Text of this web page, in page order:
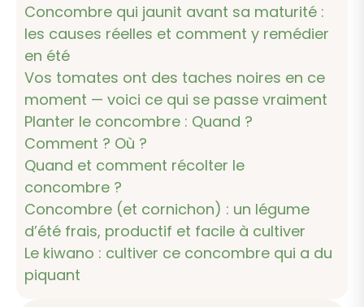
Concombre qui jaunit avant sa maturité :
les causes réelles et comment y remédier
en été
Vos tomates ont des taches noires en ce
moment — voici ce qui se passe vraiment
Planter le concombre : Quand ?
Comment ? Où ?
Quand et comment récolter le
concombre ?
Concombre (et cornichon) : un légume
d’été frais, productif et facile à cultiver
Le kiwano : cultiver ce concombre qui a du
piquant